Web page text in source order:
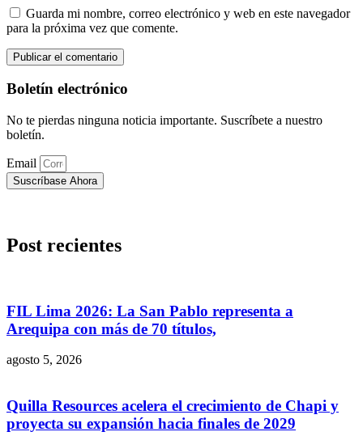
Guarda mi nombre, correo electrónico y web en este navegador
para la próxima vez que comente.
Boletín electrónico
No te pierdas ninguna noticia importante. Suscríbete a nuestro
boletín.
Email
Suscríbase Ahora
Post recientes
FIL Lima 2026: La San Pablo representa a
Arequipa con más de 70 títulos,
agosto 5, 2026
Quilla Resources acelera el crecimiento de Chapi y
proyecta su expansión hacia finales de 2029